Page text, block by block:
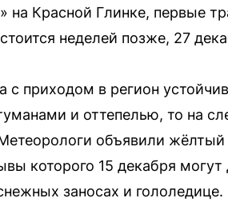
Красной Глинке, первые
неделей позже, 27
с приходом в регион
и оттепелью, то на
объявили жёлтый
которого 15 декабря
заносах и гололедице.